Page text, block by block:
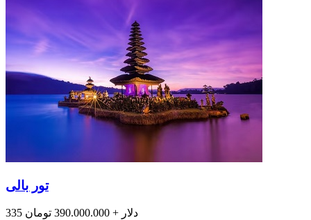
تور بالی
335 دلار + 390.000.000 تومان